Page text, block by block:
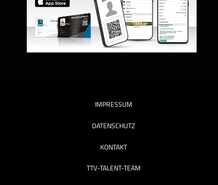
IMPRESSUM
DATENSCHUTZ
KONTAKT
TTV-TALENT-TEAM